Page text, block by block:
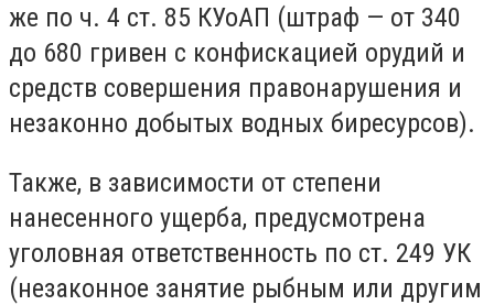
же по ч. 4 ст. 85 КУоАП (штраф — от 340
до 680 гривен с конфискацией орудий и
средств совершения правонарушения и
незаконно добытых водных биресурсов).
Также, в зависимости от степени
нанесенного ущерба, предусмотрена
уголовная ответственность по ст. 249 УК
(незаконное занятие рыбным или другим